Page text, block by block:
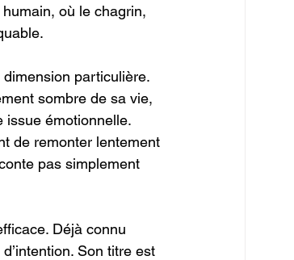
où le chagrin,
dimension particulière.
sombre de sa vie,
issue émotionnelle.
de remonter lentement
pas simplement
Déjà connu
Son titre est